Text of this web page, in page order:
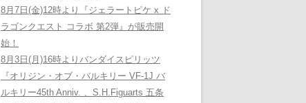
8月7日(金)12時より『ジェラートピケ x ド
ラゴンクエスト コラボ 第2弾』が販売開
始！
8月3日(月)16時よりバンダイスピリッツ
『オリジン・オブ・バルキリー VF-1J バ
ルキリー45th Anniv. 、S.H.Figuarts 五条